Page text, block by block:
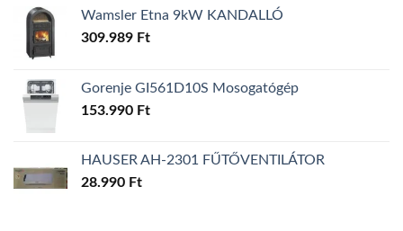
Wamsler Etna 9kW KANDALLÓ
309.989 Ft
Gorenje GI561D10S Mosogatógép
153.990 Ft
HAUSER AH-2301 FŰTŐVENTILÁTOR
28.990 Ft